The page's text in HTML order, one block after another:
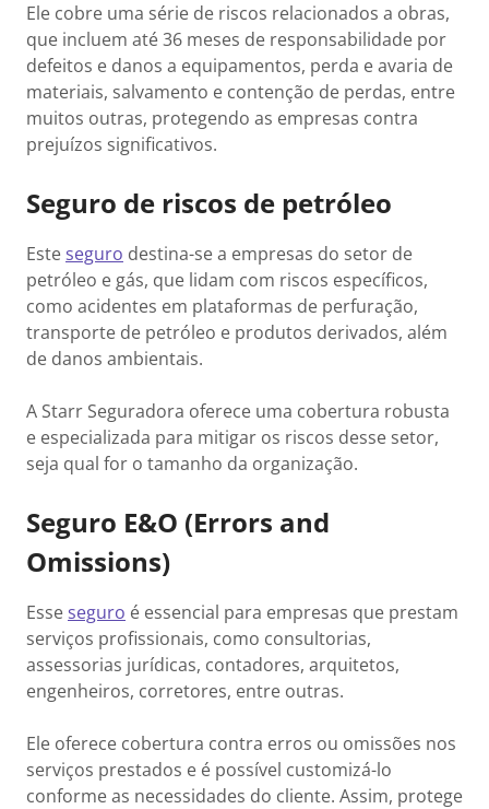
Ele cobre uma série de riscos relacionados a obras,
que incluem até 36 meses de responsabilidade por
defeitos e danos a equipamentos, perda e avaria de
materiais, salvamento e contenção de perdas, entre
muitos outras, protegendo as empresas contra
prejuízos significativos.
Seguro de riscos de petróleo
Esteseguro destina-se a empresas do setor de
petróleo e gás, que lidam com riscos específicos,
como acidentes em plataformas de perfuração,
transporte de petróleo e produtos derivados, além
de danos ambientais.
A Starr Seguradora oferece uma cobertura robusta
e especializada para mitigar os riscos desse setor,
seja qual for o tamanho da organização.
Seguro E&O (Errors and
Omissions)
Esseseguro é essencial para empresas que prestam
serviços profissionais, como consultorias,
assessorias jurídicas, contadores, arquitetos,
engenheiros, corretores, entre outras.
Ele oferece cobertura contra erros ou omissões nos
serviços prestados e é possível customizá-lo
conforme as necessidades do cliente. Assim, protege